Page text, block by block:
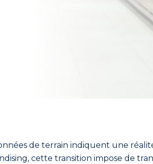
de terrain indiquent une
cette transition impose de